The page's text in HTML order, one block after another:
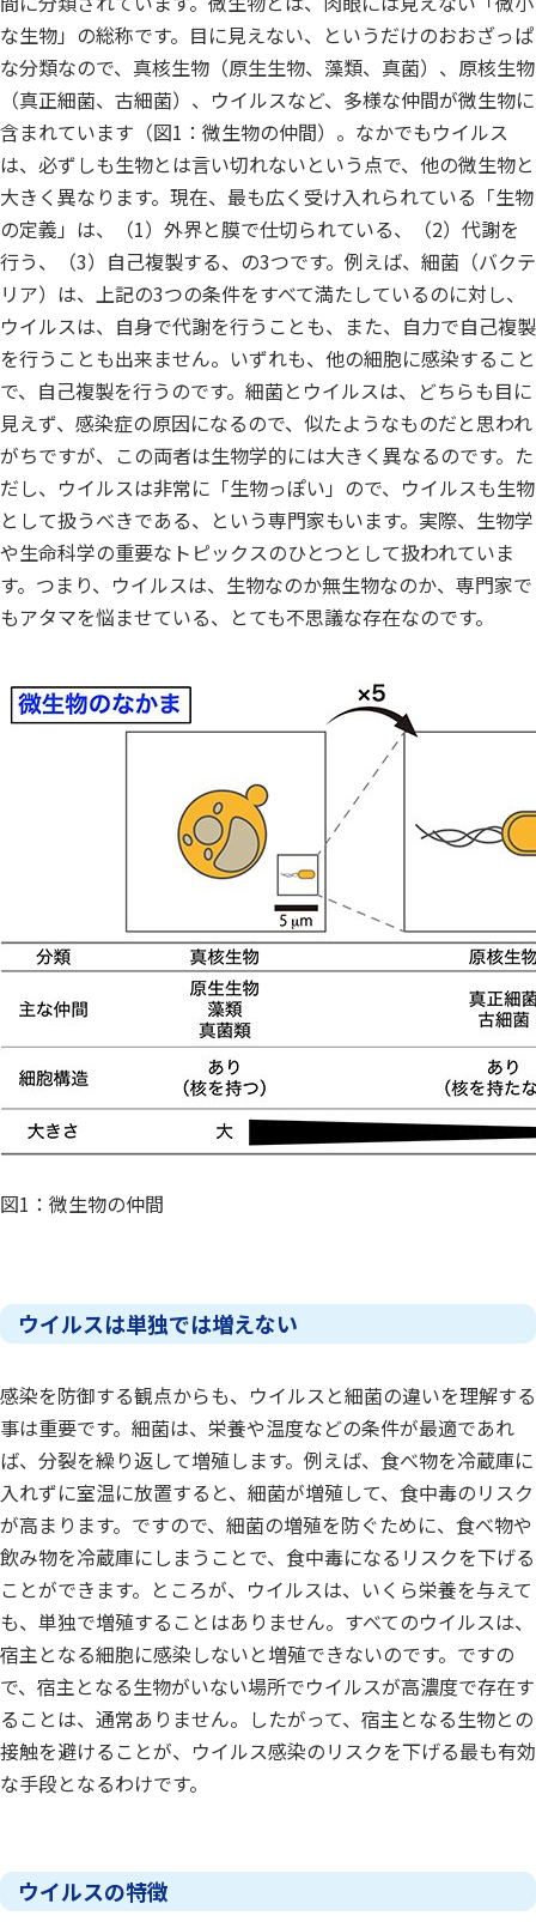
な生物」の総称です。目に見えない、というだけのおおざっぱ
な分類なので、真核生物（原生生物、藻類、真菌）、原核生物
（真正細菌、古細菌）、ウイルスなど、多様な仲間が微生物に
含まれています（図1：微生物の仲間）。なかでもウイルス
は、必ずしも生物とは言い切れないという点で、他の微生物と
大きく異なります。現在、最も広く受け入れられている「生物
の定義」は、（1）外界と膜で仕切られている、（2）代謝を
行う、（3）自己複製する、の3つです。例えば、細菌（バクテ
リア）は、上記の3つの条件をすべて満たしているのに対し、
ウイルスは、自身で代謝を行うことも、また、自力で自己複製
を行うことも出来ません。いずれも、他の細胞に感染すること
で、自己複製を行うのです。細菌とウイルスは、どちらも目に
見えず、感染症の原因になるので、似たようなものだと思われ
がちですが、この両者は生物学的には大きく異なるのです。た
だし、ウイルスは非常に「生物っぽい」ので、ウイルスも生物
として扱うべきである、という専門家もいます。実際、生物学
や生命科学の重要なトピックスのひとつとして扱われていま
す。つまり、ウイルスは、生物なのか無生物なのか、専門家で
もアタマを悩ませている、とても不思議な存在なのです。
図1：微生物の仲間
ウイルスは単独では増えない
感染を防御する観点からも、ウイルスと細菌の違いを理解する
事は重要です。細菌は、栄養や温度などの条件が最適であれ
ば、分裂を繰り返して増殖します。例えば、食べ物を冷蔵庫に
入れずに室温に放置すると、細菌が増殖して、食中毒のリスク
が高まります。ですので、細菌の増殖を防ぐために、食べ物や
飲み物を冷蔵庫にしまうことで、食中毒になるリスクを下げる
ことができます。ところが、ウイルスは、いくら栄養を与えて
も、単独で増殖することはありません。すべてのウイルスは、
宿主となる細胞に感染しないと増殖できないのです。ですの
で、宿主となる生物がいない場所でウイルスが高濃度で存在す
ることは、通常ありません。したがって、宿主となる生物との
接触を避けることが、ウイルス感染のリスクを下げる最も有効
な手段となるわけです。
ウイルスの特徴